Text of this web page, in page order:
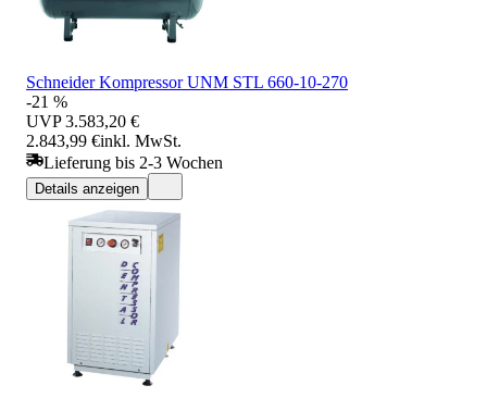
Schneider Kompressor UNM STL 660-10-270
-21 %
UVP 3.583,20 €
2.843,99 €inkl. MwSt.
Lieferung bis 2-3 Wochen
Details anzeigen